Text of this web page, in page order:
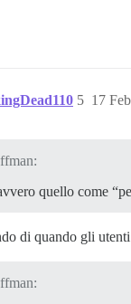
class="btn
17
5
quello come
di quando gli